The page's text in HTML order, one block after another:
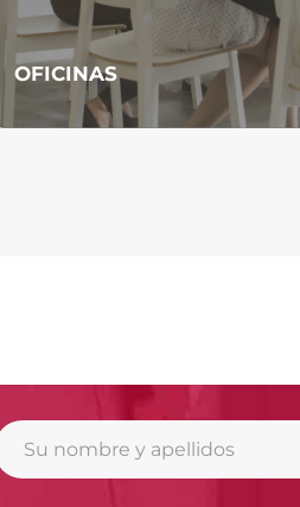
OFICINAS